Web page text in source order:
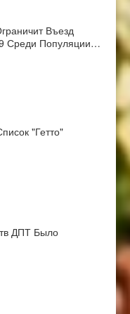
Въезд
Среди Популяции…
"гетто"
ДПТ Было